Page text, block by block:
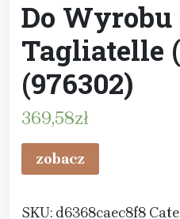
Do
Tagliatelle
(976302)
369,58zł
zobacz
SKU: d6368caec8f8